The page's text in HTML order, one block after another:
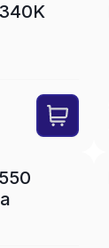
LEASE